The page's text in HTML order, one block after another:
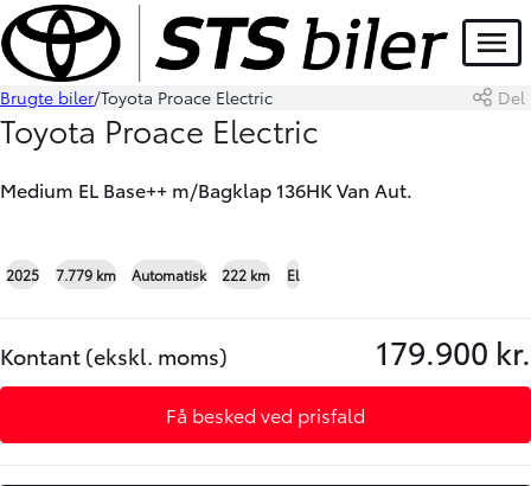
Menu
Book prøvetur
Brugte biler Toyota Proace Electric Del
Toyota Proace Electric
Medium EL Base++ m/Bagklap 136HK Van Aut.
2025 7.779 km Automatisk 222 km El
Kontant (ekskl. moms) 179.900 kr.
Få besked ved prisfald